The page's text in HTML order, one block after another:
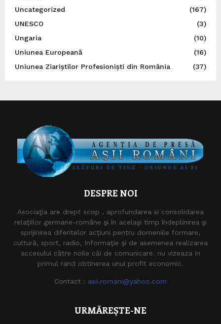
Uncategorized
(167)
UNESCO
(3)
Ungaria
(10)
Uniunea Europeană
(16)
Uniunea Ziariștilor Profesioniști din România
(37)
DESPRE NOI
Asociaţia are drept scop , aprofundarea si consolidarea
relaţiilor germane-române şi în acelaşi timp îndeplinirea şi
sprijinirea diferitelor acţiuni pentru domeniile formare,
cultură, sport, radio, Informaţie şi de asemenea realizarea
accesului către noile căi de comunicare. nu vizeaza in
primul rand obtinerea unui profit economic.
Contact : asii.romani@yahoo.com
URMĂREȘTE-NE